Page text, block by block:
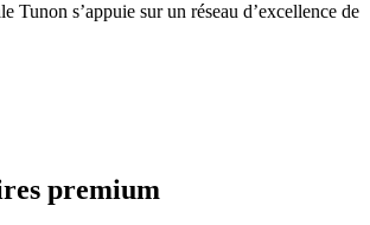
Tunon s’appuie sur un réseau d’excellence de
premium